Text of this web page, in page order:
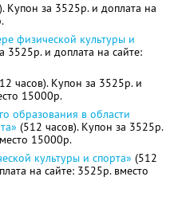
Купон за 3525р. и доплата на
физической культуры и
3525р. и доплата на сайте:
часов). Купон за 3525р. и
15000р.
образования в области
(512 часов). Купон за 3525р.
15000р.
культуры и спорта» (512
на сайте: 3525р. вместо